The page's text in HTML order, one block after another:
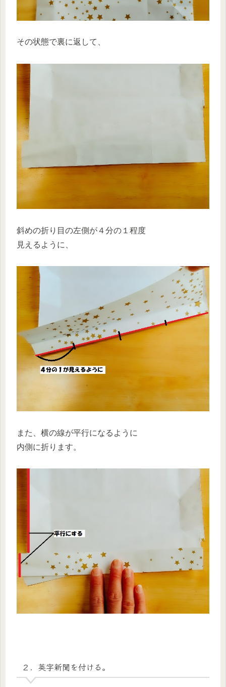
その状態で裏に返して、
斜めの折り目の左側が４分の１程度
見えるように、
また、横の線が平行になるように
内側に折ります。
２．英字新聞を付ける。